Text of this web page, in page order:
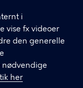
i
vise fx videoer
den generelle
nødvendige
her
Commons
samme vilkår